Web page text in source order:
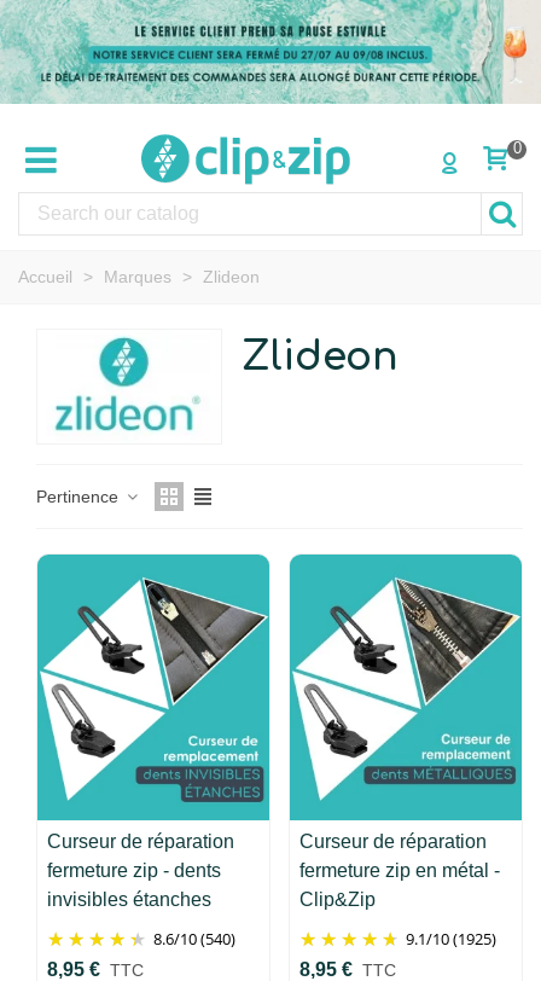
0
Accueil > Marques > Zlideon
Zlideon
Pertinence
Curseur de réparation
fermeture zip - dents
invisibles étanches
8.6/10(540)
8,95 € TTC
Curseur de réparation
fermeture zip en métal -
Clip&Zip
9.1/10(1925)
8,95 € TTC